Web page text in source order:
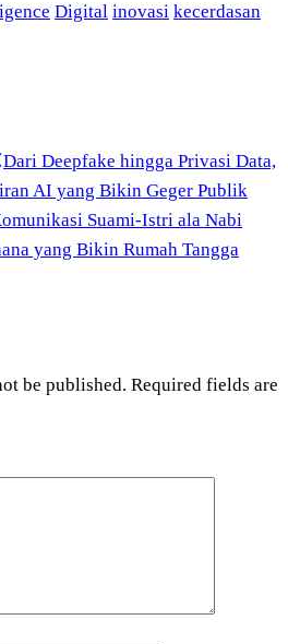
Digital inovasi kecerdasan
Dari Deepfake hingga Privasi Data,
AI yang Bikin Geger Publik
Suami-Istri ala Nabi
yang Bikin Rumah Tangga
be published. Required fields are